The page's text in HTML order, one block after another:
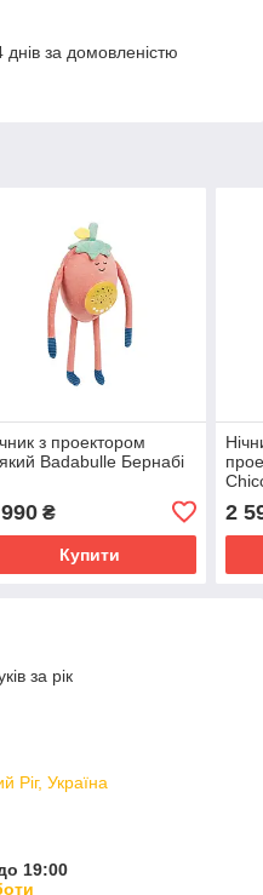
за домовленістю
з проектором
Badabulle Бернабі
₴
Купити
2
за рік
Ріг, Україна
19:00